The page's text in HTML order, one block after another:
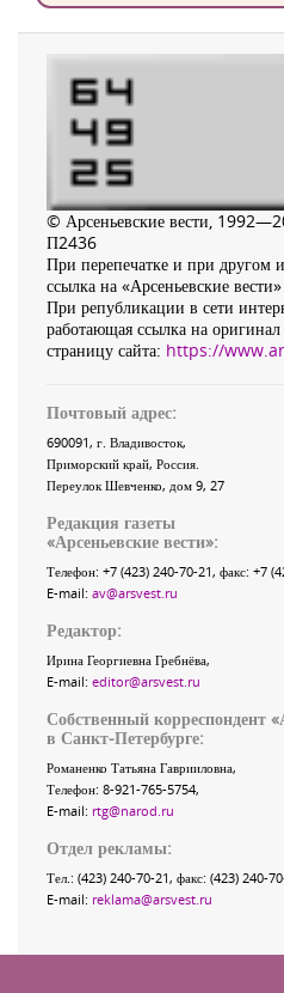
© Арсеньевские вести,
П2436
При перепечатке и при другом
ссылка на «Арсеньевские вести»
При републикации в сети
работающая ссылка на
страницу сайта: https://
Почтовый адрес:
690091, г. Владивосток,
Приморский край, Россия
Переулок Шевченко, дом 9, 27
Редакция газеты
«Арсеньевские вести»:
Телефон: +7 (423) 240-70-21, факс: +7
E-mail: av@arsvest.ru
Редактор:
Ирина Георгиевна Гребнёва,
E-mail: editor@arsvest.ru
Собственный корреспондент
в Санкт-Петербурге:
Романенко Татьяна Гаврииловна,
Телефон: 8-921-765-5754,
E-mail: rtg@narod.ru
Отдел рекламы:
Тел.: (423) 240-70-21, факс: (423) 240-
E-mail: reklama@arsvest.ru